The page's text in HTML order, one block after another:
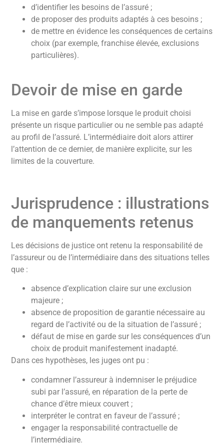
d’identifier les besoins de l’assuré ;
de proposer des produits adaptés à ces besoins ;
de mettre en évidence les conséquences de certains
choix (par exemple, franchise élevée, exclusions
particulières).
Devoir de mise en garde
La mise en garde s’impose lorsque le produit choisi
présente un risque particulier ou ne semble pas adapté
au profil de l’assuré. L’intermédiaire doit alors attirer
l’attention de ce dernier, de manière explicite, sur les
limites de la couverture.
Jurisprudence : illustrations
de manquements retenus
Les décisions de justice ont retenu la responsabilité de
l’assureur ou de l’intermédiaire dans des situations telles
que :
absence d’explication claire sur une exclusion
majeure ;
absence de proposition de garantie nécessaire au
regard de l’activité ou de la situation de l’assuré ;
défaut de mise en garde sur les conséquences d’un
choix de produit manifestement inadapté.
Dans ces hypothèses, les juges ont pu :
condamner l’assureur à indemniser le préjudice
subi par l’assuré, en réparation de la perte de
chance d’être mieux couvert ;
interpréter le contrat en faveur de l’assuré ;
engager la responsabilité contractuelle de
l’intermédiaire.